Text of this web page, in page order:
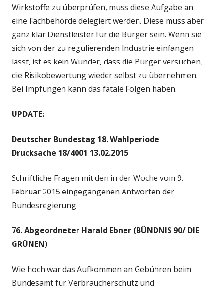
Wirkstoffe zu überprüfen, muss diese Aufgabe an
eine Fachbehörde delegiert werden. Diese muss aber
ganz klar Dienstleister für die Bürger sein. Wenn sie
sich von der zu regulierenden Industrie einfangen
lässt, ist es kein Wunder, dass die Bürger versuchen,
die Risikobewertung wieder selbst zu übernehmen.
Bei Impfungen kann das fatale Folgen haben.
UPDATE:
Deutscher Bundestag 18. Wahlperiode
Drucksache 18/4001 13.02.2015
Schriftliche Fragen mit den in der Woche vom 9.
Februar 2015 eingegangenen Antworten der
Bundesregierung
76. Abgeordneter Harald Ebner (BÜNDNIS 90/ DIE
GRÜNEN)
Wie hoch war das Aufkommen an Gebühren beim
Bundesamt für Verbraucherschutz und